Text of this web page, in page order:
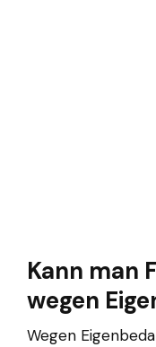
Kann man
wegen
Wegen